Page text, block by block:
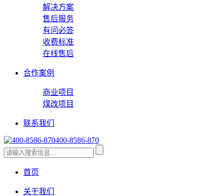
解决方案
售后服务
有问必答
收费标准
在线售后
合作案例
商业项目
煤改项目
联系我们
400-8586-870
首页
关于我们